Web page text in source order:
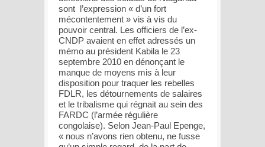
sont l’expression « d’un fort
mécontentement » vis à vis du
pouvoir central. Les officiers de l’ex-
CNDP avaient en effet adressés un
mémo au président Kabila le 23
septembre 2010 en dénonçant le
manque de moyens mis à leur
disposition pour traquer les rebelles
FDLR, les détournements de salaires
et le tribalisme qui régnait au sein des
FARDC (l’armée régulière
congolaise). Selon Jean-Paul Epenge,
« nous n’avons rien obtenu, ne fusse